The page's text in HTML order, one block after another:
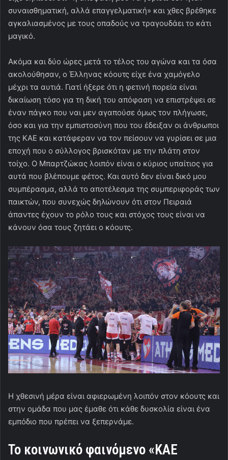
συναισθηματική, αλλά επαγγελματική» και χθες βρέθηκε
αγκαλιασμένος με τους οπαδούς να τραγουδάει το κάτι
μαγικό.
Ακόμα και δύο ώρες μετά το τέλος του αγώνα και τα όσα
ακολούθησαν, ο Έλληνας κόουτς είχε ένα χαμόγελο
μέχρι τα αυτιά. Γιατί ήξερε ότι η φετινή πορεία είναι
δικαίωση τόσο για τη δική του απόφαση να επιστρέψει σε
έναν πάγκο που ναι μεν αγαπούσε όμως τον πλήγωσε,
όσο και για την εμπιστοσύνη που του έδειξαν οι άνθρωποι
της ΚΑΕ και κατάφεραν να τον πείσουν να γυρίσει σε μια
εποχή που ο σύλλογος βρισκόταν με την πλάτη στον
τοίχο. Ο Μπαρτζώκας λοιπόν είναι ο κύριος υπαίτιος για
αυτά που βλέπουμε φέτος. Και αυτό δεν είναι δικό μου
συμπέρασμα, αλλά το αποτέλεσμα της συμπεριφοράς των
παικτών, που συνεχώς δηλώνουν ότι στον Πειραιά
άπαντες έχουν το ρόλο τους και στόχος τους είναι να
κάνουν όσα τους ζητάει ο κόουτς.
Η χθεσινή μέρα είναι αφιερωμένη λοιπόν στον κόουτς και
στην ομάδα που μας έμαθε ότι κάθε δυσκολία είναι ένα
εμπόδιο που πρέπει να ξεπερνάμε.
Το κοινωνικό φαινόμενο «ΚΑΕ